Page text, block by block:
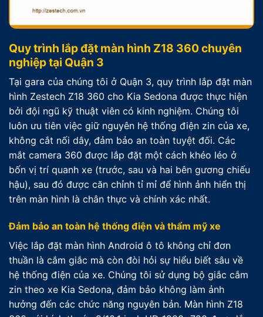
Quy trình lắp đặt màn hình Z18 360 chuyên
nghiệp tại Quận 3
Tại gara của chúng tôi ở Quận 3, quy trình lắp đặt màn
hình Zestech Z18 360 cho Kia Sedona được thực hiện
bởi đội ngũ kỹ thuật viên có kinh nghiệm. Chúng tôi
luôn ưu tiên việc giữ nguyên hệ thống điện zin của xe,
không cắt nối dây, đảm bảo an toàn tuyệt đối. Các
mắt camera 360 được lắp đặt một cách khéo léo ở
bốn vị trí quanh xe (trước, sau và hai bên gương chiếu
hậu), sau đó được căn chỉnh tỉ mỉ để hình ảnh hiển thị
trên màn hình là chân thực và chính xác nhất.
Đảm bảo an toàn hệ thống điện và thẩm mỹ xe
Việc lắp đặt màn hình Android ô tô không chỉ đơn
thuần là cắm giắc mà còn đòi hỏi sự hiểu biết sâu về
hệ thống điện của xe. Chúng tôi sử dụng bộ giắc cắm
zin theo xe Kia Sedona, đảm bảo không làm ảnh
hưởng đến các chức năng nguyên bản. Màn hình Z18